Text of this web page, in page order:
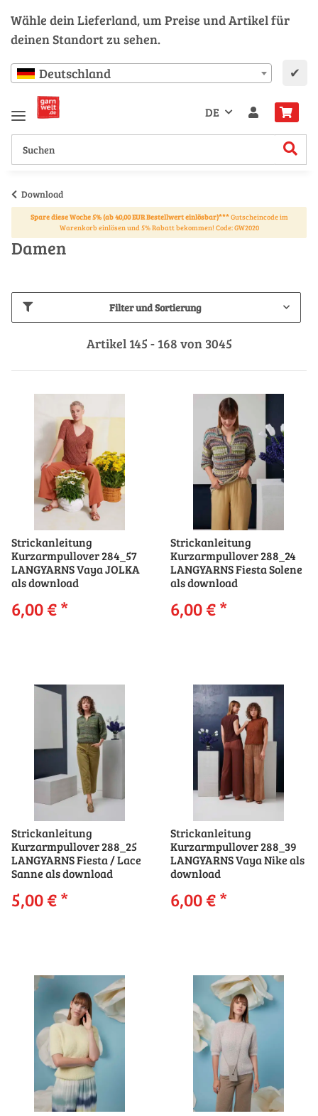
Wähle dein Lieferland, um Preise und Artikel für
deinen Standort zu sehen.
Deutschland ✔
DE
Download
Spare diese Woche 5% (ab 40,00 EUR Bestellwert einlösbar)***Gutscheincode im
Warenkorb einlösen und 5% Rabatt bekommen! Code: GW2020
Damen
Filter und Sortierung
Artikel 145 - 168 von 3045
Strickanleitung
Kurzarmpullover 284_57
LANGYARNS Vaya JOLKA
als download
6,00 €*
Strickanleitung
Kurzarmpullover 288_24
LANGYARNS Fiesta Solene
als download
6,00 €*
Strickanleitung
Kurzarmpullover 288_25
LANGYARNS Fiesta / Lace
Sanne als download
5,00 €*
Strickanleitung
Kurzarmpullover 288_39
LANGYARNS Vaya Nike als
download
6,00 €*